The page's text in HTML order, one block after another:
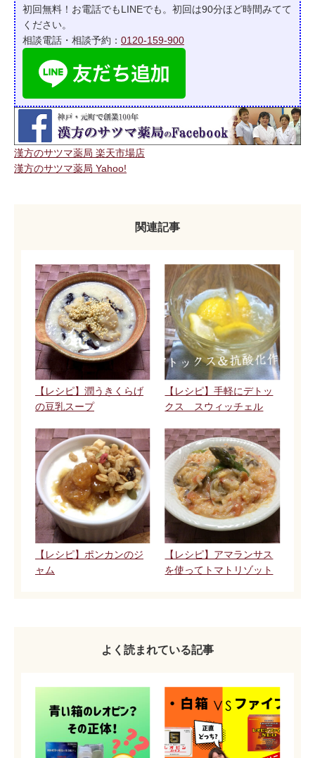
初回無料！お電話でもLINEでも。初回は90分ほど時間みてて
ください。
相談電話・相談予約： 0120-159-900
漢方のサツマ薬局 楽天市場店
漢方のサツマ薬局 Yahoo!
関連記事
【レシピ】潤うきくらげ
の豆乳スープ
【レシピ】手軽にデトッ
クス スウィッチェル
【レシピ】ポンカンのジ
ャム
【レシピ】アマランサス
を使ってトマトリゾット
よく読まれている記事